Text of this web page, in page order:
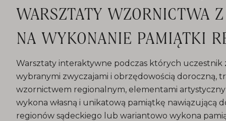
WARSZTATY WZORNICTWA
NA WYKONANIE PAMIĄTKI
Warsztaty interaktywne podczas których uczestnik
wybranymi zwyczajami i obrzędowością doroczną,
wzornictwem regionalnym, elementami
wykona własną i unikatową pamiątkę nawiązującą
regionów sądeckiego lub wariantowo wykona